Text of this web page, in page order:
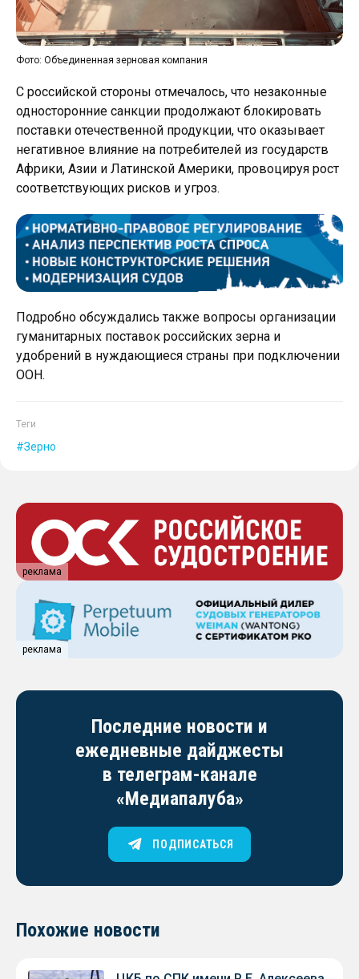
Фото: Объединенная зерновая компания
С российской стороны отмечалось, что незаконные
односторонние санкции продолжают блокировать
поставки отечественной продукции, что оказывает
негативное влияние на потребителей из государств
Африки, Азии и Латинской Америки, провоцируя рост
соответствующих рисков и угроз.
Подробно обсуждались также вопросы организации
гуманитарных поставок российских зерна и
удобрений в нуждающиеся страны при подключении
ООН.
Теги
Зерно
реклама
реклама
Последние новости и
ежедневные дайджесты
в телеграм-канале
«Медиапалуба»
ПОДПИСАТЬСЯ
Похожие новости